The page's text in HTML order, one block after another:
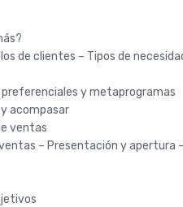
de clientes – Tipos de
y metaprogramas
acompasar
ventas
– Presentación y apertura